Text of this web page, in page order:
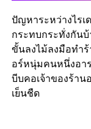
ปัญหาระหว่างไร
กระทบกระทั่งกันบ้
ขั้นลงไม้ลงมือทำร้
อร์หนุ่มคนหนึ่งอา
บีบคอเจ้าของร้า
เย็นชืด